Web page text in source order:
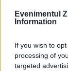
Evenimentul
Information
If you wish to
processing of
targeted
Linkuri